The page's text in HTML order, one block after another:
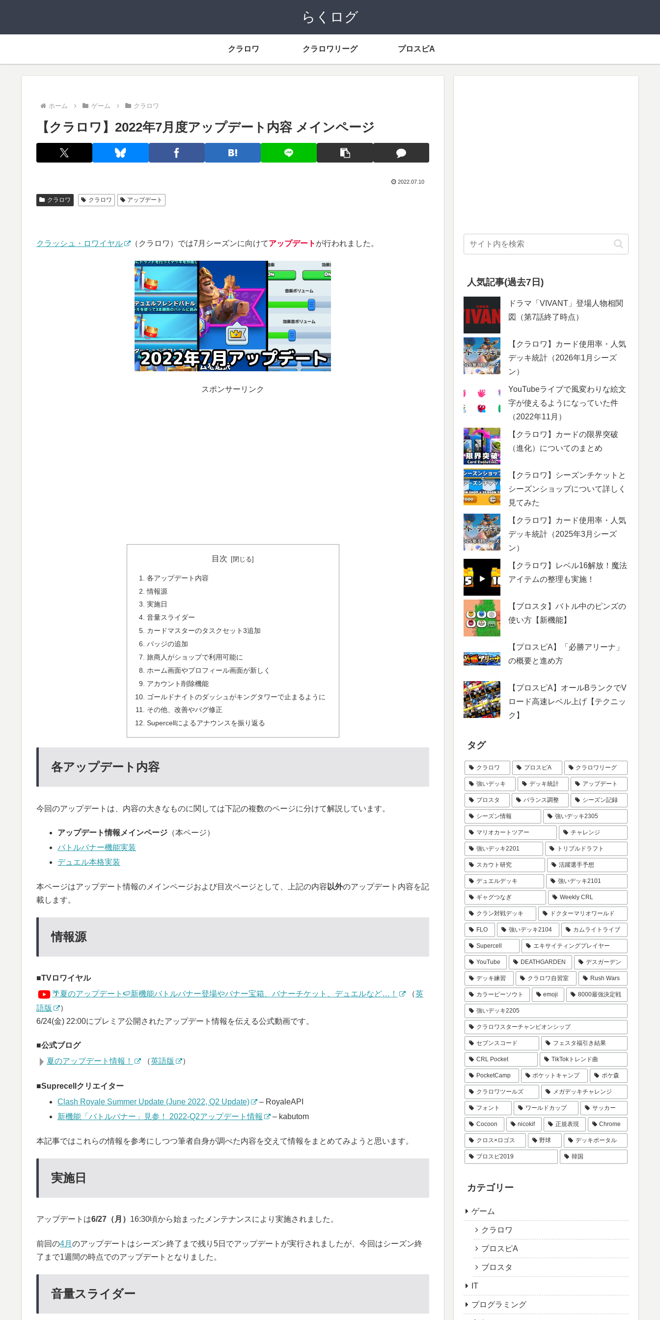
らくログ
クラロワ クラロワリーグ プロスピA
ホーム ゲーム クラロワ
【クラロワ】2022年7月度アップデート内容 メインページ
2022.07.10
クラロワ クラロワ アップデート
クラッシュ・ロワイヤル （クラロワ）では7月シーズンに向けてアップデート が行われました。
スポンサーリンク
目次
各アップデート内容
情報源
実施日
音量スライダー
カードマスターのタスクセット3追加
バッジの追加
旅商人がショップで利用可能に
ホーム画面やプロフィール画面が新しく
アカウント削除機能
ゴールドナイトのダッシュがキングタワーで止まるように
その他、改善やバグ修正
Supercellによるアナウンスを振り返る
各アップデート内容
今回のアップデートは、内容の大きなものに関しては下記の複数のページに分けて解説しています。
アップデート情報メインページ （本ページ）
バトルバナー機能実装
デュエル本格実装
本ページはアップデート情報のメインページおよび目次ページとして、上記の内容 以外のアップデート内容を記
載します。
情報源
TVロワイヤル
🌴夏のアップデート🍉新機能バトルバナー登場やバナー宝箱、バナーチケット、デュエルなど…！
（英
語版
）
6/24(金) 22:00にプレミア公開されたアップデート情報を伝える公式動画です。
公式ブログ
夏のアップデート情報！
（英語版 ）
Suprecellクリエイター
Clash Royale Summer Update (June 2022, Q2 Update)
– RoyaleAPI
新機能「バトルバナー」見参！ 2022-Q2アップデート情報
– kabutom
本記事ではこれらの情報を参考にしつつ筆者自身が調べた内容を交えて情報をまとめてみようと思います。
実施日
アップデートは6/27（月） 16:30頃から始まったメンテナンスにより実施されました。
前回の4月 のアップデートはシーズン終了まで残り5日でアップデートが実行されましたが、今回はシーズン終
了まで1週間の時点でのアップデートとなりました。
音量スライダー
人気記事(過去7日)
ドラマ「VIVANT」登場人物相関
図（第7話終了時点）
【クラロワ】カード使用率・人気
デッキ統計（2026年1月シーズ
ン）
YouTubeライブで風変わりな絵文
字が使えるようになっていた件
（2022年11月）
【クラロワ】カードの限界突破
（進化）についてのまとめ
【クラロワ】シーズンチケットと
シーズンショップについて詳しく
見てみた
【クラロワ】カード使用率・人気
デッキ統計（2025年3月シーズ
ン）
【クラロワ】レベル16解放！魔法
アイテムの整理も実施！
【ブロスタ】バトル中のピンズの
使い方【新機能】
【プロスピA】「必勝アリーナ」
の概要と進め方
【プロスピA】オールBランクでV
ロード高速レベル上げ【テクニッ
ク】
タグ
クラロワ プロスピA クラロワリーグ
強いデッキ デッキ統計 アップデート
ブロスタ バランス調整 シーズン記録
シーズン情報 強いデッキ2305
マリオカートツアー チャレンジ
強いデッキ2201 トリプルドラフト
スカウト研究 活躍選手予想
デュエルデッキ 強いデッキ2101
ギャグつなぎ Weekly CRL
クラン対戦デッキ ドクターマリオワールド
FLO 強いデッキ2104 カムライトライブ
Supercell エキサイティングプレイヤー
YouTube DEATHGARDEN デスガーデン
デッキ練習 クラロワ自習室 Rush Wars
カラーピーソウト emoji 8000最強決定戦
強いデッキ2205
クラロワスターチャンピオンシップ
セブンスコード フェスタ福引き結果
CRL Pocket TikTokトレンド曲
PocketCamp ポケットキャンプ ポケ森
クラロワツールズ メガデッキチャレンジ
フォント ワールドカップ サッカー
Cocoon nicokif 正規表現 Chrome
クロス×ロゴス 野球 デッキポータル
プロスピ2019 韓国
カテゴリー
ゲーム
クラロワ
プロスピA
ブロスタ
IT
プログラミング